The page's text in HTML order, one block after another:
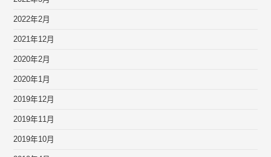
2022年2月
2021年12月
2020年2月
2020年1月
2019年12月
2019年11月
2019年10月